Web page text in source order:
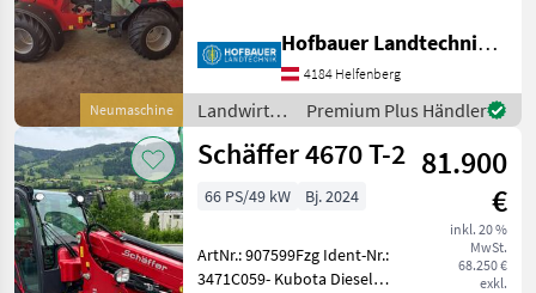
Neumaschine
hydr. Geräteverriegelung
AKTIONSMODELL! Schäffer
Lader 2024S mit Kubota
Motor 25 PS , Euro-
Aufnahme , B
Hofbauer Landtechnik GmbH
4184 Helfenberg
Landwirtsch.
Motorfahrzeuge
/ Schäffer
Premium Plus Händler
Schäffer 4670 T-2 81.900
€
inkl. 20 %
MwSt.
68.250 €
exkl.
66 PS/49 kW Bj. 2024
ArtNr.: 907599Fzg Ident-Nr.:
3471C059- Kubota Diesel